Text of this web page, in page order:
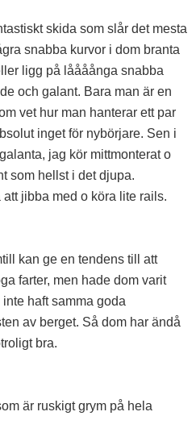
skida som slår det mesta
snabba kurvor i dom branta
ligg på låååånga snabba
och galant. Bara man är en
vet hur man hanterar ett par
inget för nybörjare. Sen i
jag kör mittmonterat o
som hellst i det djupa.
att jibba med o köra lite rails.
kan ge en tendens till att
farter, men hade dom varit
haft samma goda
av berget. Så dom har ändå
bra.
är ruskigt grym på hela